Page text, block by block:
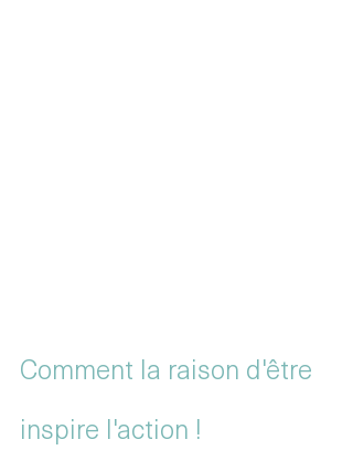
Comment la raison d'être
inspire l'action !